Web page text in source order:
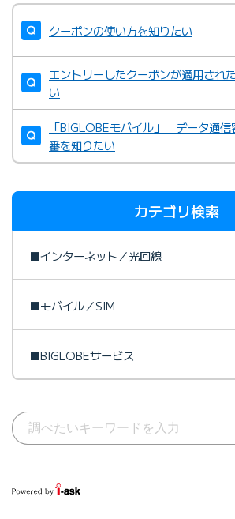
クーポンの使い方を知りたい
エントリーしたクーポンが適用され
い
「BIGLOBEモバイル」 データ通
番を知りたい
カテゴリ検索
■インターネット／光回線
■モバイル／SIM
■BIGLOBEサービス